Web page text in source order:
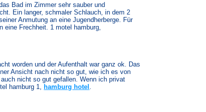
Bad im Zimmer sehr sauber und
Ein langer, schmaler Schlauch, in dem 2
Anmutung an eine Jugendherberge. Für
Frechheit. 1 motel hamburg,
worden und der Aufenthalt war ganz ok. Das
Ansicht nach nicht so gut, wie ich es von
nicht so gut gefallen. Wenn ich privat
hamburg 1, hamburg hotel .